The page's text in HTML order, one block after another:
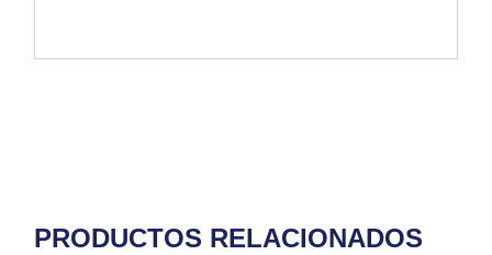
PRODUCTOS RELACIONADOS